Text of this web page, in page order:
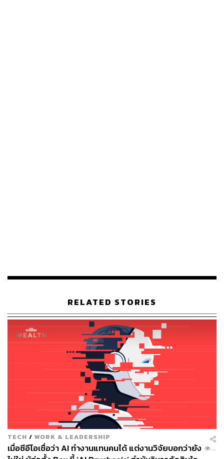
ดวงนี้
ลองเปรียบเทียบดูอีกทีให้เข้าใจง่ายขึ้น สมมติว่าดวงอาทิตย์มี
ขนาดเท่าลูกเทนนิส ราวๆ 3 นิ้ว โลกเราก็จะมีขนาดราวๆ เม็ด
ทราย อยู่ห่างกันถึง 8.1 เมตร และดาวพร็อกซิมา เซนทอรีจะ
มีขนาดเท่าลูกปิงปองที่อยู่​ห่างออกไปไกลถึง 2,370 กิโลเมตร
หรือเป็นระยะทางวัดเป็นเส้นตรงจากกรุงเทพฯ ​ถึงเมืองฝูโจว
ประเทศจีน ยานอวกาศที่เดินทางออกไปห่างระบบสุริยะที่สุด
เวลานี้นั่นคือยานวอยเอจเจอร์​ 1 (ออกจากโลกในปี 2522) จะ
มีขนาดเท่าประมาณ​เชื้อไวรัสที่เดินทางได้ไกลเพียง 32 เมตร
เศษต่อปี ซึ่งต้องใช้เวลานานถึงราว 73,000 ปีในการเดินทาง
จากกรุงเทพฯ​ ถึงเมืองฝูโจว ซึ่งเปรียบแล้วก็คือระยะ 4.37
ปีแสง ซึ่ง​เป็น​ตำแหน่งที่อยู่​ของดาวฤกษ์​เพื่อนบ้านดวงนี้
นั่นเอง
RELATED STORIES
TECH / WORK & LEADERSHIP
เมื่อซีอีโอเชื่อว่า AI ทำงานแทนคนได้ แต่งานวิจัยบอกว่ายัง
...